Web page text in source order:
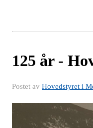
125 år -
Postet av Hovedstyret i